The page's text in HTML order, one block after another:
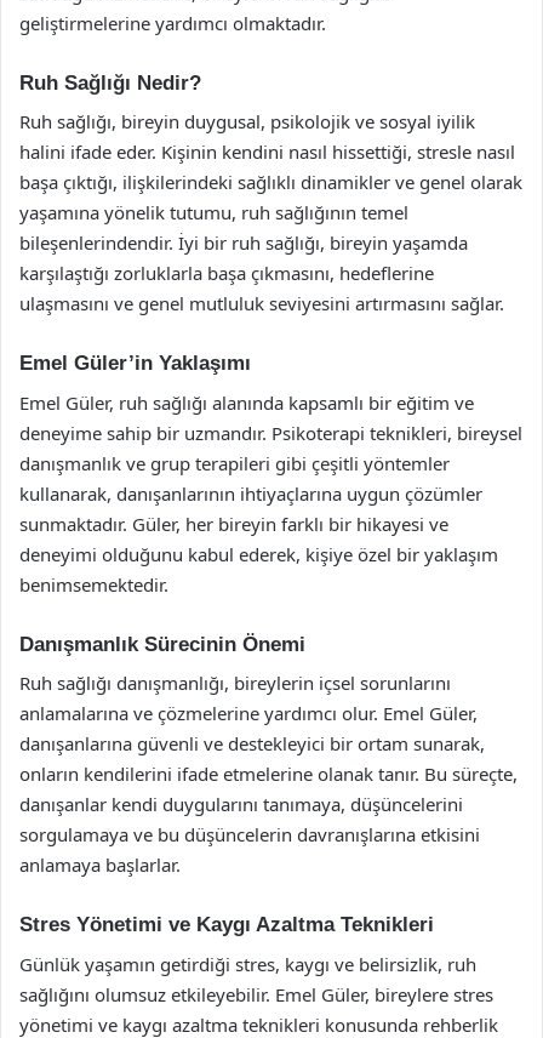
geliştirmelerine yardımcı olmaktadır.
Ruh Sağlığı Nedir?
Ruh sağlığı, bireyin duygusal, psikolojik ve sosyal iyilik
halini ifade eder. Kişinin kendini nasıl hissettiği, stresle nasıl
başa çıktığı, ilişkilerindeki sağlıklı dinamikler ve genel olarak
yaşamına yönelik tutumu, ruh sağlığının temel
bileşenlerindendir. İyi bir ruh sağlığı, bireyin yaşamda
karşılaştığı zorluklarla başa çıkmasını, hedeflerine
ulaşmasını ve genel mutluluk seviyesini artırmasını sağlar.
Emel Güler’in Yaklaşımı
Emel Güler, ruh sağlığı alanında kapsamlı bir eğitim ve
deneyime sahip bir uzmandır. Psikoterapi teknikleri, bireysel
danışmanlık ve grup terapileri gibi çeşitli yöntemler
kullanarak, danışanlarının ihtiyaçlarına uygun çözümler
sunmaktadır. Güler, her bireyin farklı bir hikayesi ve
deneyimi olduğunu kabul ederek, kişiye özel bir yaklaşım
benimsemektedir.
Danışmanlık Sürecinin Önemi
Ruh sağlığı danışmanlığı, bireylerin içsel sorunlarını
anlamalarına ve çözmelerine yardımcı olur. Emel Güler,
danışanlarına güvenli ve destekleyici bir ortam sunarak,
onların kendilerini ifade etmelerine olanak tanır. Bu süreçte,
danışanlar kendi duygularını tanımaya, düşüncelerini
sorgulamaya ve bu düşüncelerin davranışlarına etkisini
anlamaya başlarlar.
Stres Yönetimi ve Kaygı Azaltma Teknikleri
Günlük yaşamın getirdiği stres, kaygı ve belirsizlik, ruh
sağlığını olumsuz etkileyebilir. Emel Güler, bireylere stres
yönetimi ve kaygı azaltma teknikleri konusunda rehberlik